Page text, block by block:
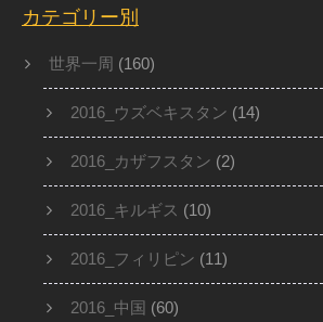
カテゴリー別
世界一周 (160)
2016_ウズベキスタン (14)
2016_カザフスタン (2)
2016_キルギス (10)
2016_フィリピン (11)
2016_中国 (60)